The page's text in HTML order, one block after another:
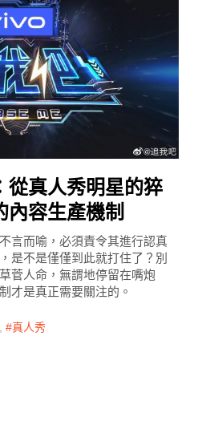
從真人秀明星的猝
內容生產機制
言而喻，必須責令其進行認真
是不是僅僅到此就打住了？別
菅人命，無謂地停留在嘴炮
才是真正需要關注的。
, 真人秀